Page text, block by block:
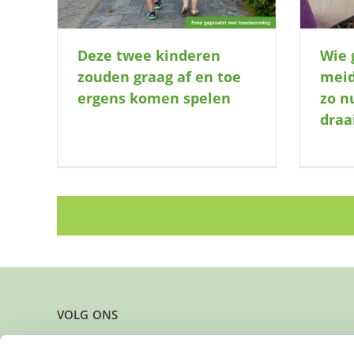
Deze twee kinderen
zouden graag af en toe
ergens komen spelen
Wie
zo
VOLG ONS